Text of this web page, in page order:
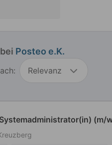
Posteo e.K.
Relevanz
(m/